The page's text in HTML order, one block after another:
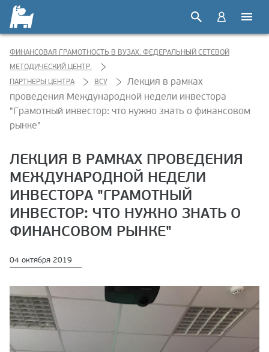
ФИНАНСОВАЯ ГРАМОТНОСТЬ В ВУЗАХ. ФЕДЕРАЛЬНЫЙ СЕТЕВОЙ
МЕТОДИЧЕСКИЙ ЦЕНТР.
ПАРТНЕРЫ ЦЕНТРА
ВСУ
Лекция в рамках
проведения Международной недели инвестора
"Грамотный инвестор: что нужно знать о финансовом
рынке"
ЛЕКЦИЯ В РАМКАХ ПРОВЕДЕНИЯ
МЕЖДУНАРОДНОЙ НЕДЕЛИ
ИНВЕСТОРА "ГРАМОТНЫЙ
ИНВЕСТОР: ЧТО НУЖНО ЗНАТЬ О
ФИНАНСОВОМ РЫНКЕ"
04 октября 2019